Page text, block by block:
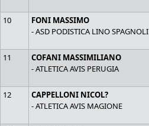
10
FONI MASSIMO
- ASD PODISTICA LINO SPAGNOLI
11
COFANI MASSIMILIANO
- ATLETICA AVIS PERUGIA
12
CAPPELLONI NICOL?
- ATLETICA AVIS MAGIONE